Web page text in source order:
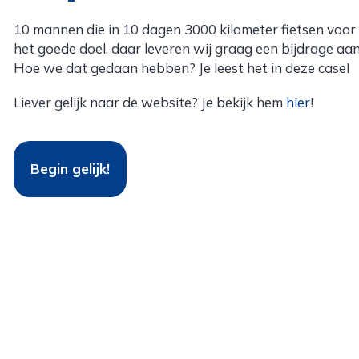
10 mannen die in 10 dagen 3000 kilometer fietsen voor
het goede doel, daar leveren wij graag een bijdrage
Hoe we dat gedaan hebben? Je leest het in deze case!
Liever gelijk naar de website? Je bekijk hem hier!
Begin gelijk!